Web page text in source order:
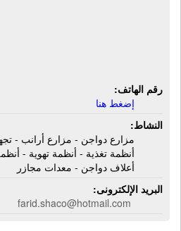
رقم الهاتف:
إضغط هنا
النشاط:
مزارع دواجن - مزارع أرانب -
أنظمة تغذية - أنظمة تهوية -
أعلاف دواجن - معدات مجازر
البريد الإلكترونى:
farid.shaco@hotmail.com